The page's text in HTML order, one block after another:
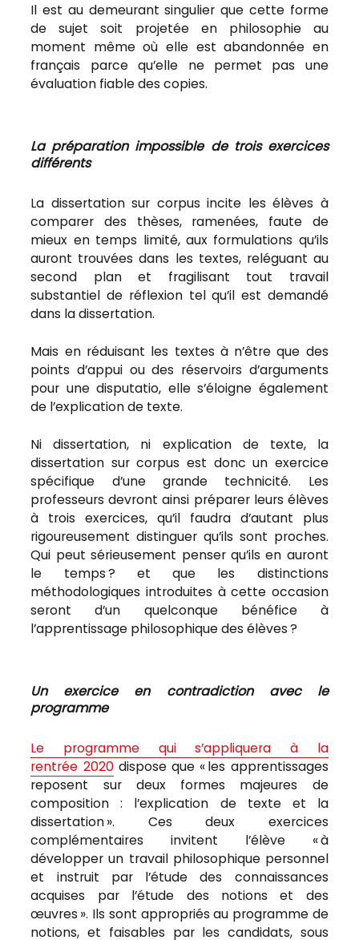
Il est au demeurant singulier que cette forme
de sujet soit projetée en philosophie au
moment même où elle est abandonnée en
français parce qu’elle ne permet pas une
évaluation fiable des copies.
La préparation impossible de trois exercices
différents
La dissertation sur corpus incite les élèves à
comparer des thèses, ramenées, faute de
mieux en temps limité, aux formulations qu’ils
auront trouvées dans les textes, reléguant au
second plan et fragilisant tout travail
substantiel de réflexion tel qu’il est demandé
dans la dissertation.
Mais en réduisant les textes à n’être que des
points d’appui ou des réservoirs d’arguments
pour une disputatio, elle s’éloigne également
de l’explication de texte.
Ni dissertation, ni explication de texte, la
dissertation sur corpus est donc un exercice
spécifique d’une grande technicité. Les
professeurs devront ainsi préparer leurs élèves
à trois exercices, qu’il faudra d’autant plus
rigoureusement distinguer qu’ils sont proches.
Qui peut sérieusement penser qu’ils en auront
le temps ? et que les distinctions
méthodologiques introduites à cette occasion
seront d’un quelconque bénéfice à
l’apprentissage philosophique des élèves ?
Un exercice en contradiction avec le
programme
Le programme qui s’appliquera à la
rentrée 2020dispose que « les apprentissages
reposent sur deux formes majeures de
composition : l’explication de texte et la
dissertation ». Ces deux exercices
complémentaires invitent l’élève « à
développer un travail philosophique personnel
et instruit par l’étude des connaissances
acquises par l’étude des notions et des
œuvres ». Ils sont appropriés au programme de
notions, et faisables par les candidats, sous